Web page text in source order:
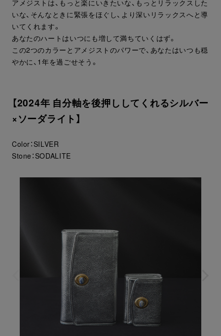
アメジストは、もっと楽にいきたいな、もっとリラックスした
いな、そんなときに緊張をほぐし、より深いリラックスへと導
いてくれます。
あなたのハートはいつにも増して満ちていくはず。
この2つのカラーとアメジストのパワーで、あなたはいつも穏
やかに、1年を過ごせそう。
【2024年 自分軸を後押ししてくれるシルバー
×ソーダライト】
Color：SILVER
Stone：SODALITE